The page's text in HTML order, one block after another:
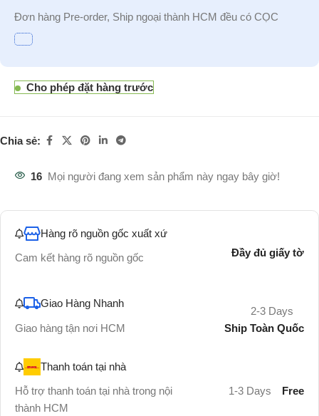
Đơn hàng Pre-order, Ship ngoại thành HCM đều có CỌC
Cho phép đặt hàng trước
Chia sẻ:
16 Mọi người đang xem sản phẩm này ngay bây giờ!
Hàng rõ nguồn gốc xuất xứ
Cam kết hàng rõ nguồn gốc
Đầy đủ giấy tờ
Giao Hàng Nhanh
Giao hàng tận nơi HCM
2-3 Days
Ship Toàn Quốc
Thanh toán tại nhà
Hỗ trợ thanh toán tại nhà trong nội
thành HCM
1-3 Days Free